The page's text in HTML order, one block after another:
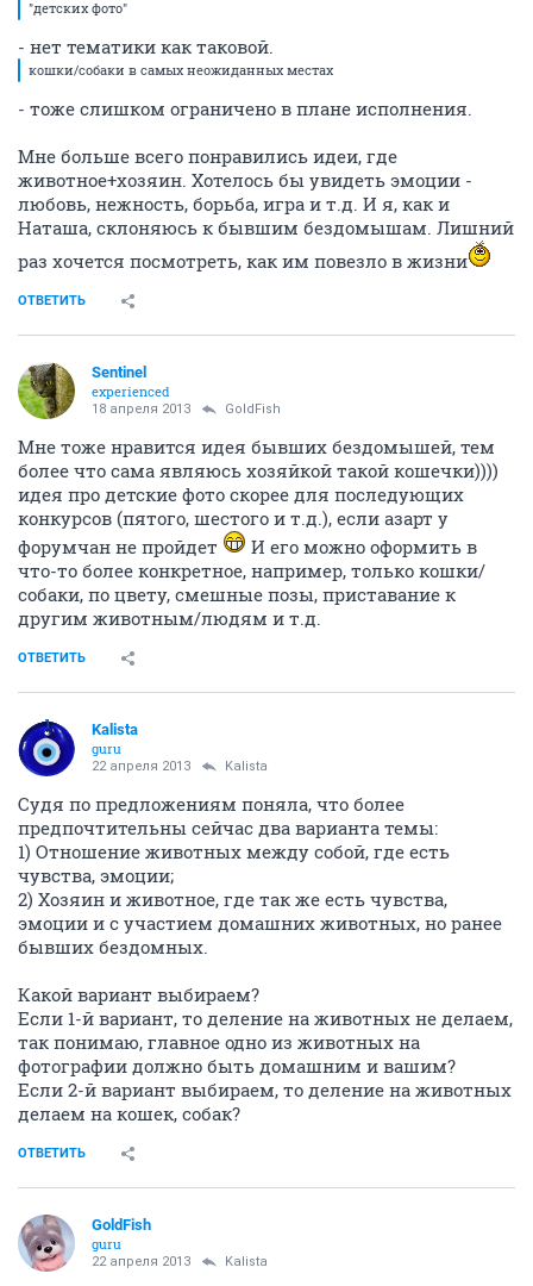
"детских фото"
- нет тематики как таковой.
кошки/собаки в самых неожиданных местах
- тоже слишком ограничено в плане исполнения.
Мне больше всего понравились идеи, где
животное+хозяин. Хотелось бы увидеть эмоции -
любовь, нежность, борьба, игра и т.д. И я, как и
Наташа, склоняюсь к бывшим бездомышам. Лишний
раз хочется посмотреть, как им повезло в жизни
ОТВЕТИТЬ
Sentinel
experienced
18 апреля 2013 GoldFish
Мне тоже нравится идея бывших бездомышей, тем
более что сама являюсь хозяйкой такой кошечки))))
идея про детские фото скорее для последующих
конкурсов (пятого, шестого и т.д.), если азарт у
форумчан не пройдет
И его можно оформить в
что-то более конкретное, например, только кошки/
собаки, по цвету, смешные позы, приставание к
другим животным/людям и т.д.
ОТВЕТИТЬ
Kalista
guru
22 апреля 2013 Kalista
Судя по предложениям поняла, что более
предпочтительны сейчас два варианта темы:
1) Отношение животных между собой, где есть
чувства, эмоции;
2) Хозяин и животное, где так же есть чувства,
эмоции и с участием домашних животных, но ранее
бывших бездомных.
Какой вариант выбираем?
Если 1-й вариант, то деление на животных не делаем,
так понимаю, главное одно из животных на
фотографии должно быть домашним и вашим?
Если 2-й вариант выбираем, то деление на животных
делаем на кошек, собак?
ОТВЕТИТЬ
GoldFish
guru
22 апреля 2013 Kalista